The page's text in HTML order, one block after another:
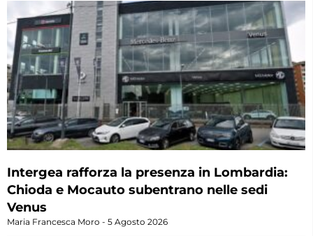
Intergea rafforza la presenza in Lombardia:
Chioda e Mocauto subentrano nelle sedi
Venus
Maria Francesca Moro 5 Agosto 2026